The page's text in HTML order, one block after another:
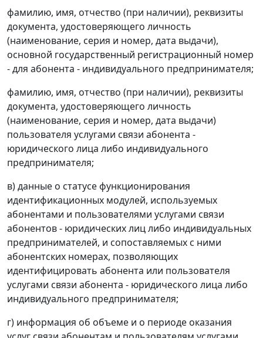
фамилию, имя, отчество (при наличии), реквизиты
документа, удостоверяющего личность
(наименование, серия и номер, дата выдачи),
основной государственный регистрационный номер
- для абонента - индивидуального предпринимателя;
фамилию, имя, отчество (при наличии), реквизиты
документа, удостоверяющего личность
(наименование, серия и номер, дата выдачи)
пользователя услугами связи абонента -
юридического лица либо индивидуального
предпринимателя;
в) данные о статусе функционирования
идентификационных модулей, используемых
абонентами и пользователями услугами связи
абонентов - юридических лиц либо индивидуальных
предпринимателей, и сопоставляемых с ними
абонентских номерах, позволяющих
идентифицировать абонента или пользователя
услугами связи абонента - юридического лица либо
индивидуального предпринимателя;
г) информация об объеме и о периоде оказания